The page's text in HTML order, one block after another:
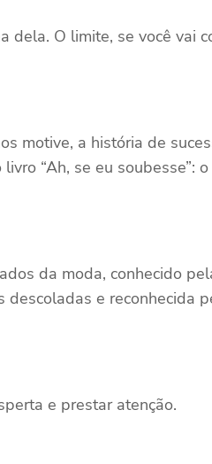
O limite, se você vai
motive, a história de
“Ah, se eu soubesse”:
da moda, conhecido
e reconhecida
e prestar atenção.